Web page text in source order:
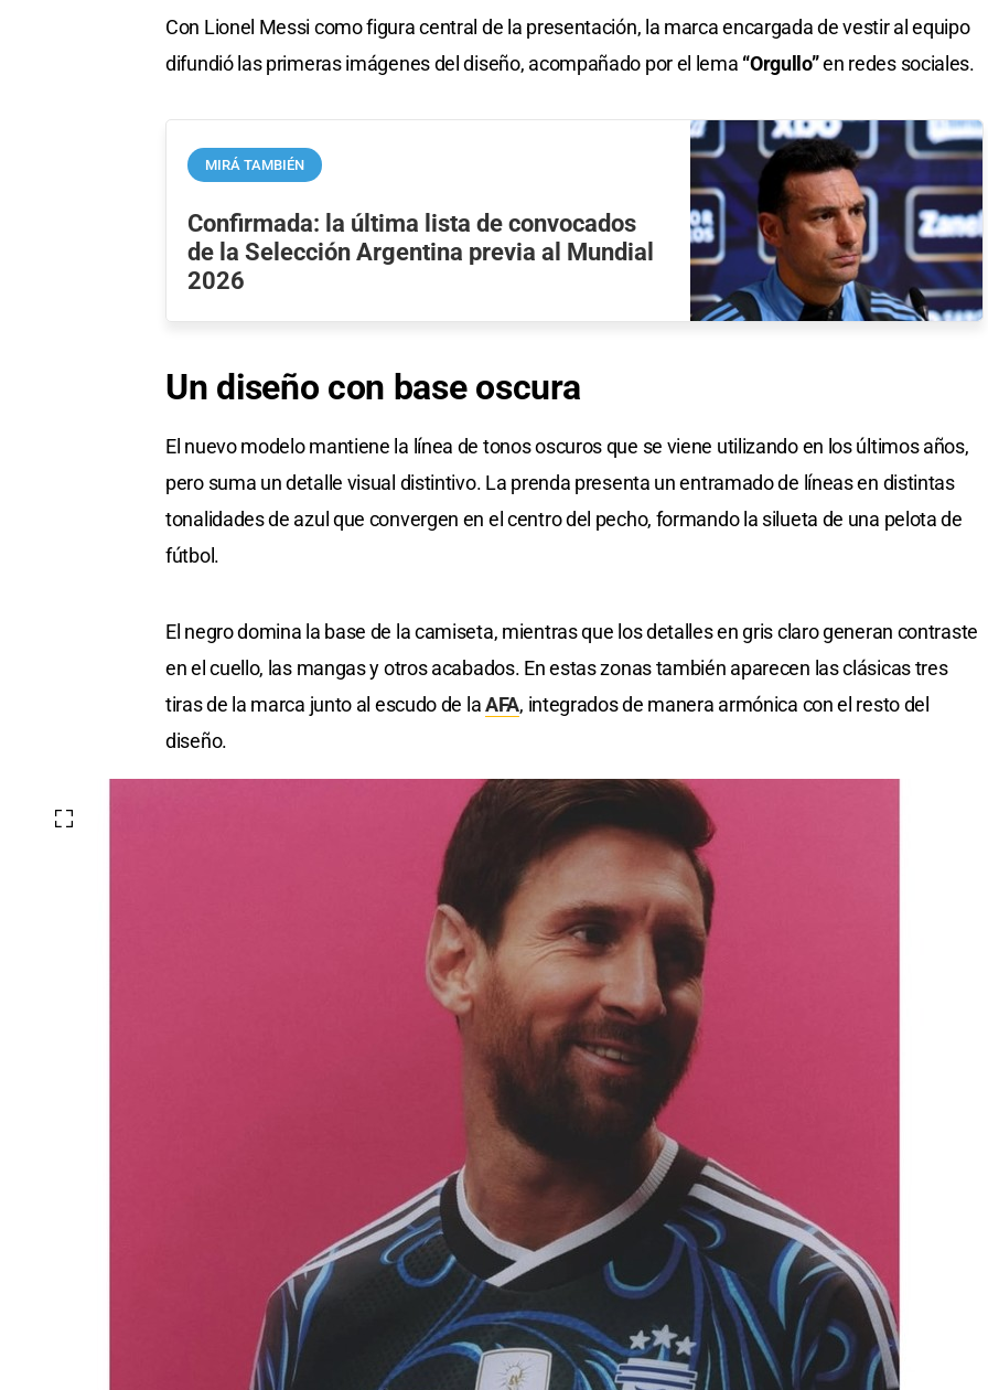
Con Lionel Messi como figura central de la presentación, la marca encargada de vestir al equipo
difundió las primeras imágenes del diseño, acompañado por el lema “Orgullo”en redes sociales.
MIRÁ TAMBIÉN
Confirmada: la última lista de convocados
de la Selección Argentina previa al Mundial
2026
Un diseño con base oscura
El nuevo modelo mantiene la línea de tonos oscuros que se viene utilizando en los últimos años,
pero suma un detalle visual distintivo. La prenda presenta un entramado de líneas en distintas
tonalidades de azul que convergen en el centro del pecho, formando la silueta de una pelota de
fútbol.
El negro domina la base de la camiseta, mientras que los detalles en gris claro generan contraste
en el cuello, las mangas y otros acabados. En estas zonas también aparecen las clásicas tres
tiras de la marca junto al escudo de laAFA, integrados de manera armónica con el resto del
diseño.